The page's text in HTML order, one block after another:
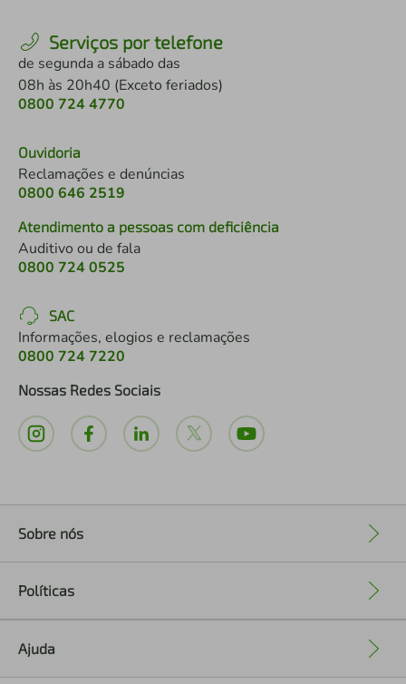
Serviços por telefone
de segunda a sábado das
08h às 20h40 (Exceto feriados)
0800 724 4770
Ouvidoria
Reclamações e denúncias
0800 646 2519
Atendimento a pessoas com deficiência
Auditivo ou de fala
0800 724 0525
SAC
Informações, elogios e reclamações
0800 724 7220
Nossas Redes Sociais
Sobre nós
Políticas
Ajuda